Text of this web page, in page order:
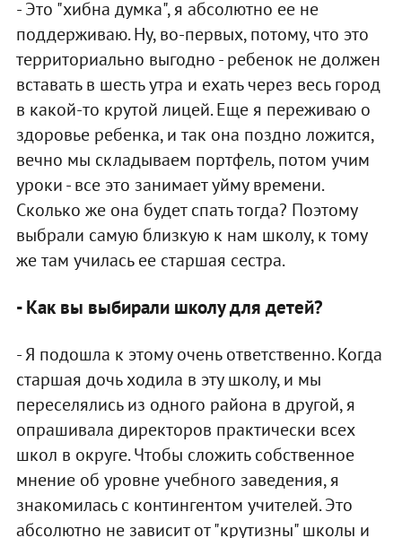
- Это "хибна думка", я абсолютно ее не
поддерживаю. Ну, во-первых, потому, что это
территориально выгодно - ребенок не должен
вставать в шесть утра и ехать через весь город
в какой-то крутой лицей. Еще я переживаю о
здоровье ребенка, и так она поздно ложится,
вечно мы складываем портфель, потом учим
уроки - все это занимает уйму времени.
Сколько же она будет спать тогда? Поэтому
выбрали самую близкую к нам школу, к тому
же там училась ее старшая сестра.
- Как вы выбирали школу для детей?
- Я подошла к этому очень ответственно. Когда
старшая дочь ходила в эту школу, и мы
переселялись из одного района в другой, я
опрашивала директоров практически всех
школ в округе. Чтобы сложить собственное
мнение об уровне учебного заведения, я
знакомилась с контингентом учителей. Это
абсолютно не зависит от "крутизны" школы и